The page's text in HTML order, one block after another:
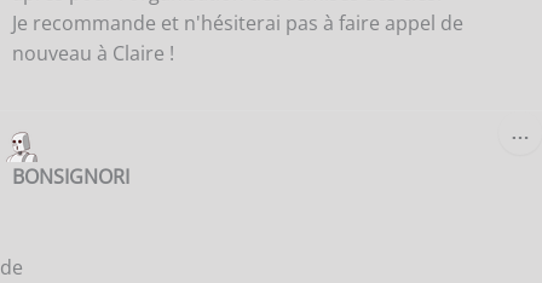
Je recommande et n'hésiterai pas à faire appel de
nouveau à Claire !
BONSIGNORI
de
…